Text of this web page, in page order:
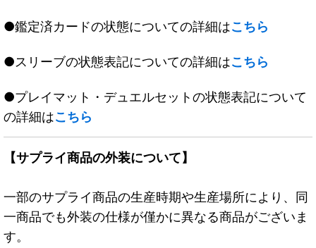
●鑑定済カードの状態についての詳細はこちら
●スリーブの状態表記についての詳細はこちら
●プレイマット・デュエルセットの状態表記について
の詳細はこちら
【サプライ商品の外装について】
一部のサプライ商品の生産時期や生産場所により、同
一商品でも外装の仕様が僅かに異なる商品がございま
す。